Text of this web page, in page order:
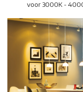
voor 3000K -